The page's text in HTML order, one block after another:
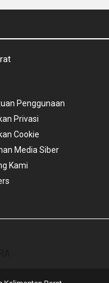
Penggunaan
Privasi
Cookie
Media Siber
Kami